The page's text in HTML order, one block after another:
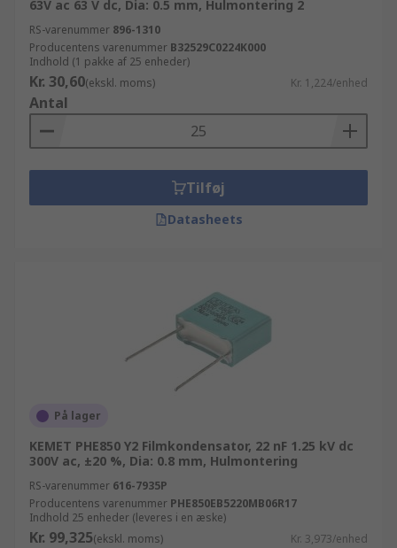
63V ac 63 V dc, Dia: 0.5 mm, Hulmontering 2
RS-varenummer 896-1310
Producentens varenummer B32529C0224K000
Indhold (1 pakke af 25 enheder)
Kr. 30,60(ekskl. moms) Kr. 1,224/enhed
Antal
Tilføj
Datasheets
På lager
KEMET PHE850 Y2 Filmkondensator, 22 nF 1.25 kV dc
300V ac, ±20 %, Dia: 0.8 mm, Hulmontering
RS-varenummer 616-7935P
Producentens varenummer PHE850EB5220MB06R17
Indhold 25 enheder (leveres i en æske)
Kr. 99,325(ekskl. moms) Kr. 3,973/enhed